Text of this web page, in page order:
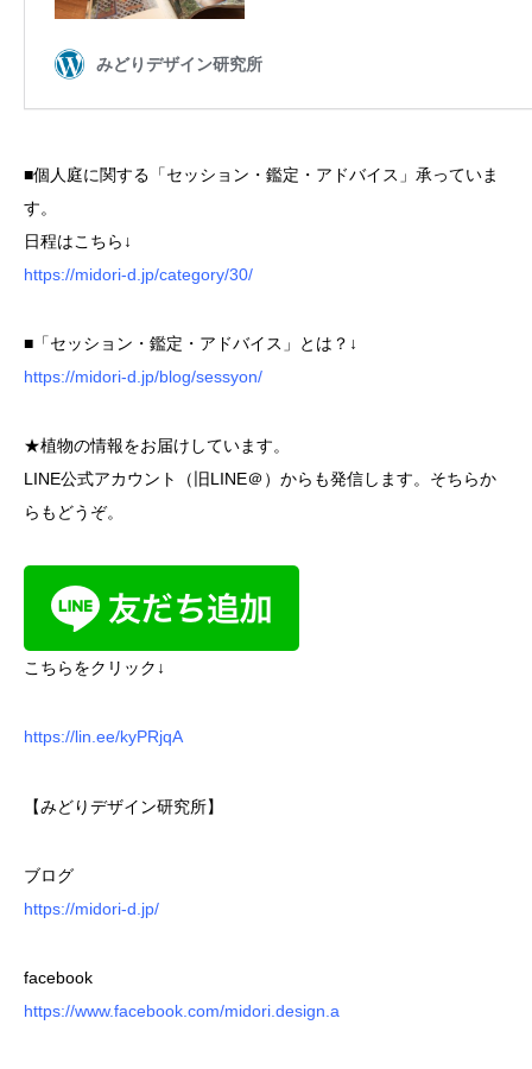
■個人庭に関する「セッション・鑑定・アドバイス」承っていま
す。
日程はこちら↓
https://midori-d.jp/category/30/
■「セッション・鑑定・アドバイス」とは？↓
https://midori-d.jp/blog/sessyon/
★植物の情報をお届けしています。
LINE公式アカウント（旧LINE＠）からも発信します。そちらか
らもどうぞ。
こちらをクリック↓
https://lin.ee/kyPRjqA
【みどりデザイン研究所】
ブログ
https://midori-d.jp/
facebook
https://www.facebook.com/midori.design.a